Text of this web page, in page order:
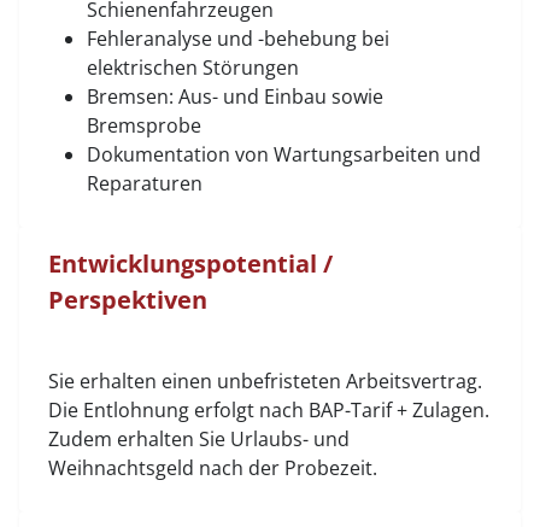
Schienenfahrzeugen
Fehleranalyse und -behebung bei
elektrischen Störungen
Bremsen: Aus- und Einbau sowie
Bremsprobe
Dokumentation von Wartungsarbeiten und
Reparaturen
Entwicklungspotential /
Perspektiven
Sie erhalten einen unbefristeten Arbeitsvertrag.
Die Entlohnung erfolgt nach BAP-Tarif + Zulagen.
Zudem erhalten Sie Urlaubs- und
Weihnachtsgeld nach der Probezeit.